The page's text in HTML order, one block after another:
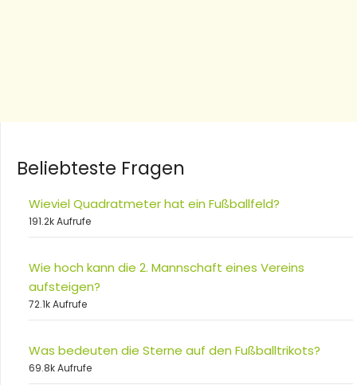
Beliebteste Fragen
Wieviel Quadratmeter hat ein Fußballfeld?
191.2k Aufrufe
Wie hoch kann die 2. Mannschaft eines Vereins
aufsteigen?
72.1k Aufrufe
Was bedeuten die Sterne auf den Fußballtrikots?
69.8k Aufrufe